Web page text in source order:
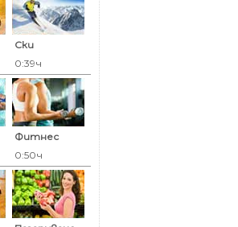
Ски
0:39ч
Фитнес
0:50ч